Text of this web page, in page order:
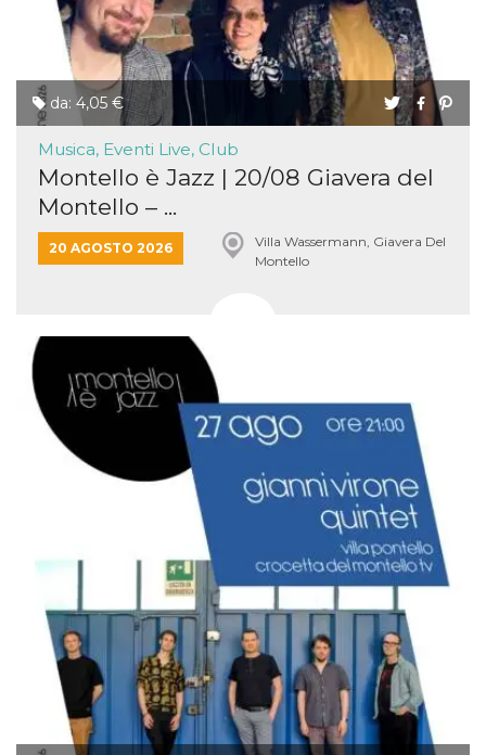
da: 4,05 €
Musica, Eventi Live, Club
Montello è Jazz | 20/08 Giavera del
Montello – ...
20 AGOSTO 2026
Villa Wassermann, Giavera Del
Montello